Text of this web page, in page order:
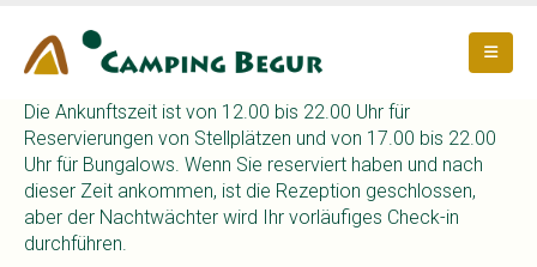
Die Ankunftszeit ist von 12.00 bis 22.00 Uhr für
Reservierungen von Stellplätzen und von 17.00 bis 22.00
Uhr für Bungalows. Wenn Sie reserviert haben und nach
dieser Zeit ankommen, ist die Rezeption geschlossen,
aber der Nachtwächter wird Ihr vorläufiges Check-in
durchführen.